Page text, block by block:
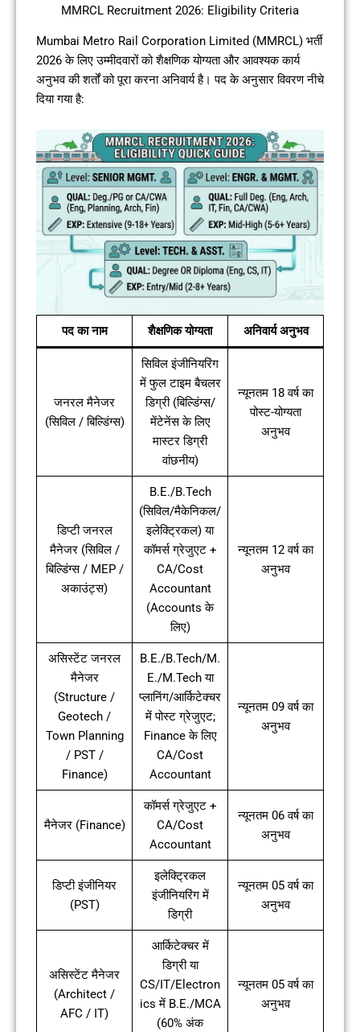
MMRCL Recruitment 2026: Eligibility Criteria
Mumbai Metro Rail Corporation Limited (MMRCL) भर्ती
2026 के लिए उम्मीदवारों को शैक्षणिक योग्यता और आवश्यक कार्य
अनुभव की शर्तों को पूरा करना अनिवार्य है। पद के अनुसार विवरण नीचे
दिया गया है:
पद का नाम शैक्षणिक योग्यता अनिवार्य अनुभव
जनरल मैनेजर
(सिविल / बिल्डिंग्स)
सिविल इंजीनियरिंग
में फुल टाइम बैचलर
डिग्री (बिल्डिंग्स/
मेंटेनेंस के लिए
मास्टर डिग्री
वांछनीय)
न्यूनतम 18 वर्ष का
पोस्ट-योग्यता
अनुभव
डिप्टी जनरल
मैनेजर (सिविल /
बिल्डिंग्स / MEP /
अकाउंट्स)
B.E./B.Tech
(सिविल/मैकेनिकल/
इलेक्ट्रिकल) या
कॉमर्स ग्रेजुएट +
CA/Cost
Accountant
(Accounts के
लिए)
न्यूनतम 12 वर्ष का
अनुभव
असिस्टेंट जनरल
मैनेजर
(Structure /
Geotech /
Town Planning
/ PST /
Finance)
B.E./B.Tech/M.
E./M.Tech या
प्लानिंग/आर्किटेक्चर
में पोस्ट ग्रेजुएट;
Finance के लिए
CA/Cost
Accountant
न्यूनतम 09 वर्ष का
अनुभव
मैनेजर (Finance)
कॉमर्स ग्रेजुएट +
CA/Cost
Accountant
न्यूनतम 06 वर्ष का
अनुभव
डिप्टी इंजीनियर
(PST)
इलेक्ट्रिकल
इंजीनियरिंग में
डिग्री
न्यूनतम 05 वर्ष का
अनुभव
असिस्टेंट मैनेजर
(Architect /
AFC / IT)
आर्किटेक्चर में
डिग्री या
CS/IT/Electron
ics में B.E./MCA
(60% अंक
न्यूनतम 05 वर्ष का
अनुभव